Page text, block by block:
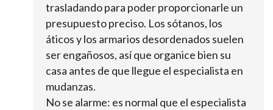
trasladando para poder proporcionarle un
presupuesto preciso. Los sótanos, los
áticos y los armarios desordenados suelen
ser engañosos, así que organice bien su
casa antes de que llegue el especialista en
mudanzas.
No se alarme: es normal que el especialista